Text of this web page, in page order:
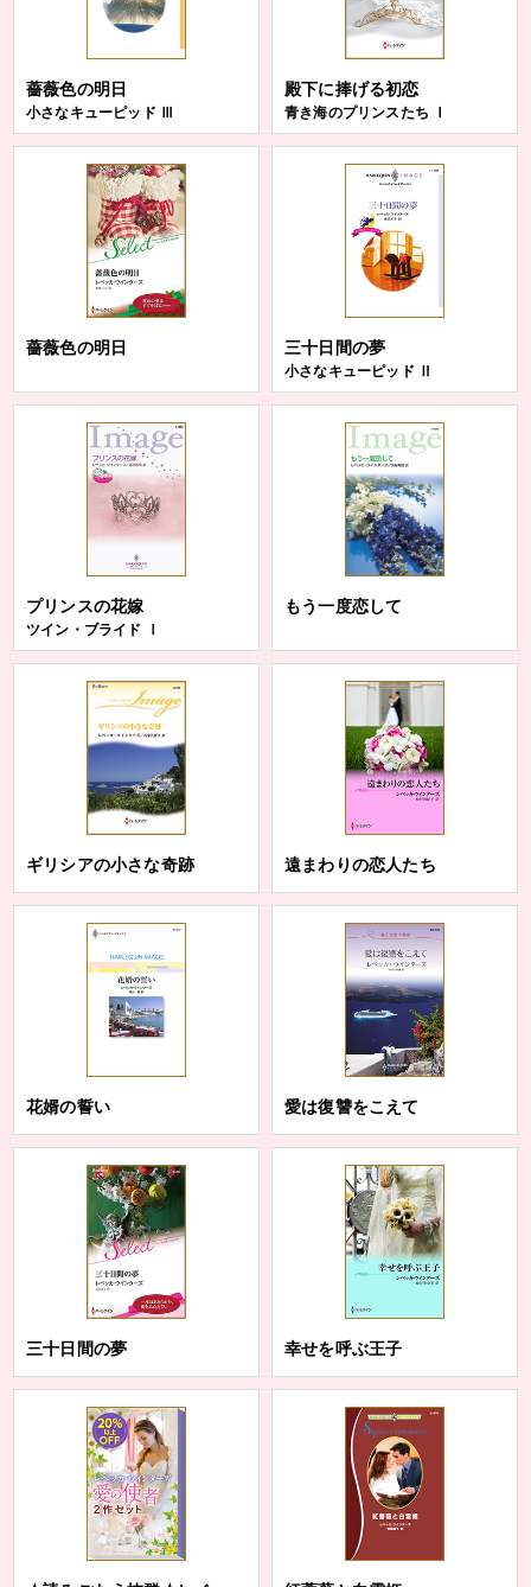
薔薇色の明日
小さなキューピッド Ⅲ
殿下に捧げる初恋
青き海のプリンスたち Ⅰ
薔薇色の明日 三十日間の夢
小さなキューピッド Ⅱ
プリンスの花嫁
ツイン・ブライド Ⅰ
もう一度恋して
ギリシアの小さな奇跡 遠まわりの恋人たち
花婿の誓い 愛は復讐をこえて
三十日間の夢 幸せを呼ぶ王子